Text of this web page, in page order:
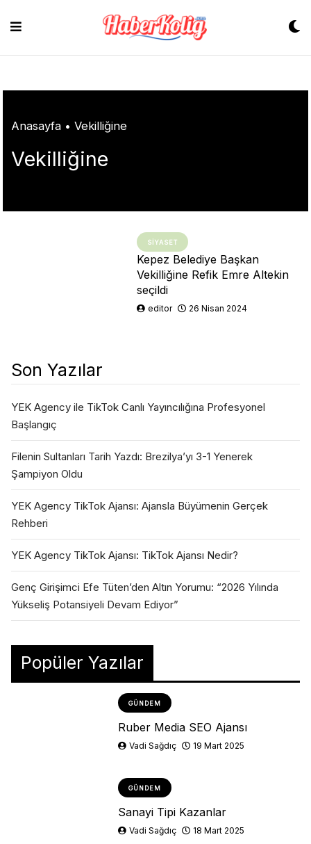
Anasayfa • Vekilliğine
Vekilliğine
SIYASET
Kepez Belediye Başkan
Vekilliğine Refik Emre Altekin
seçildi
editor 26 Nisan 2024
Son Yazılar
YEK Agency ile TikTok Canlı Yayıncılığına Profesyonel
Başlangıç
Filenin Sultanları Tarih Yazdı: Brezilya’yı 3-1 Yenerek
Şampiyon Oldu
YEK Agency TikTok Ajansı: Ajansla Büyümenin Gerçek
Rehberi
YEK Agency TikTok Ajansı: TikTok Ajansı Nedir?
Genç Girişimci Efe Tüten’den Altın Yorumu: “2026 Yılında
Yükseliş Potansiyeli Devam Ediyor”
Popüler Yazılar
GÜNDEM
Ruber Media SEO Ajansı
Vadi Sağdıç 19 Mart 2025
GÜNDEM
Sanayi Tipi Kazanlar
Vadi Sağdıç 18 Mart 2025